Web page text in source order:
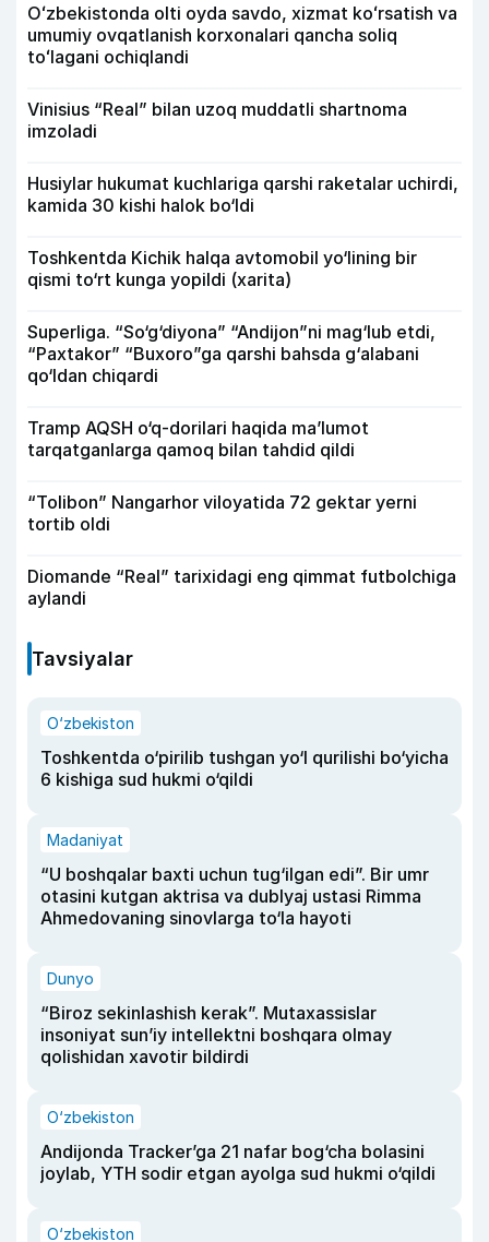
Oʻzbekistonda olti oyda savdo, xizmat koʻrsatish va
umumiy ovqatlanish korxonalari qancha soliq
toʻlagani ochiqlandi
Vinisius “Real” bilan uzoq muddatli shartnoma
imzoladi
Husiylar hukumat kuchlariga qarshi raketalar uchirdi,
kamida 30 kishi halok bo‘ldi
Toshkentda Kichik halqa avtomobil yo‘lining bir
qismi to‘rt kunga yopildi (xarita)
Superliga. “So‘g‘diyona” “Andijon”ni mag‘lub etdi,
“Paxtakor” “Buxoro”ga qarshi bahsda g‘alabani
qo‘ldan chiqardi
Tramp AQSH o‘q-dorilari haqida ma’lumot
tarqatganlarga qamoq bilan tahdid qildi
“Tolibon” Nangarhor viloyatida 72 gektar yerni
tortib oldi
Diomande “Real” tarixidagi eng qimmat futbolchiga
aylandi
Tavsiyalar
O‘zbekiston
Toshkentda o‘pirilib tushgan yo‘l qurilishi bo‘yicha
6 kishiga sud hukmi o‘qildi
Madaniyat
“U boshqalar baxti uchun tug‘ilgan edi”. Bir umr
otasini kutgan aktrisa va dublyaj ustasi Rimma
Ahmedovaning sinovlarga to‘la hayoti
Dunyo
“Biroz sekinlashish kerak”. Mutaxassislar
insoniyat sun’iy intellektni boshqara olmay
qolishidan xavotir bildirdi
O‘zbekiston
Andijonda Tracker’ga 21 nafar bog‘cha bolasini
joylab, YTH sodir etgan ayolga sud hukmi o‘qildi
O‘zbekiston